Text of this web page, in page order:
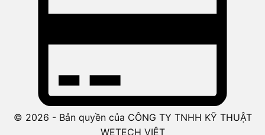
© 2026 - Bản quyền của CÔNG TY TNHH KỸ THUẬT
WETECH VIỆT